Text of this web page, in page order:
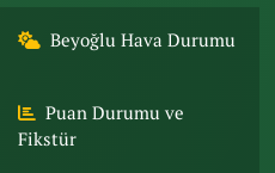
Beyoğlu Hava Durumu
Puan Durumu ve
Fikstür